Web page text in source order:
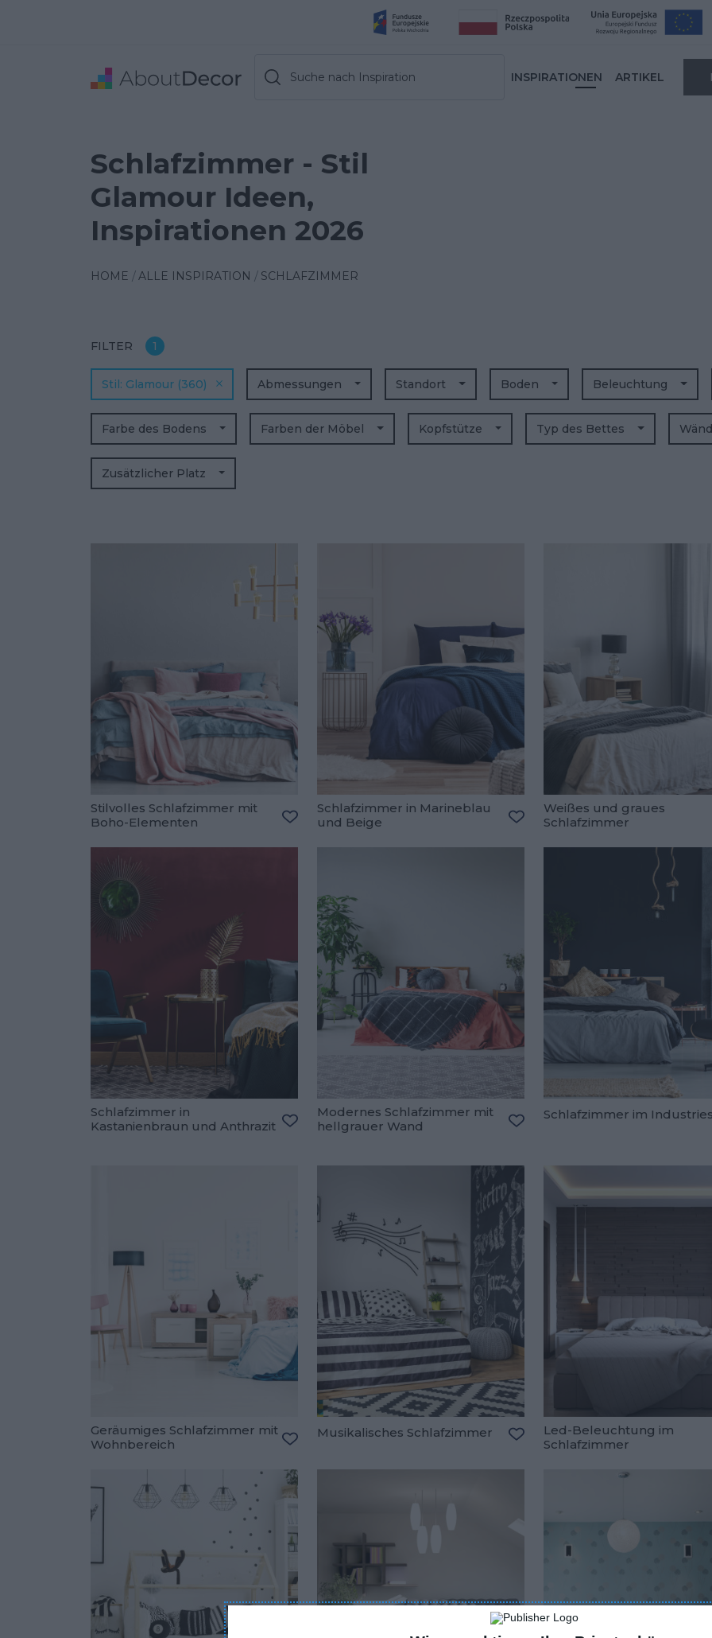
Suche nach Inspiration INSPIRATIONEN ARTIKEL
Schlafzimmer - Stil
Glamour Ideen,
Inspirationen 2026
HOME ALLE INSPIRATION SCHLAFZIMMER
FILTER 1
Glamour (360)
Stil Abmessungen Standort Boden Beleuchtung
Farbe des Bodens Farben der Möbel Kopfstütze Typ des Bettes
Zusätzlicher Platz
Stilvolles Schlafzimmer mit
Boho-Elementen
Zu den Favoriten hinzufügen
Schlafzimmer in Marineblau
und Beige
Weißes und graues
Schlafzimmer
Schlafzimmer in
Kastanienbraun und Anthrazit
Zu den Favoriten hinzufügen
Modernes Schlafzimmer mit
hellgrauer Wand
Schlafzimmer im
Geräumiges Schlafzimmer mit
Wohnbereich
Musikalisches Schlafzimmer
Zu den Favoriten hinzufügen
Led-Beleuchtung im
Schlafzimmer